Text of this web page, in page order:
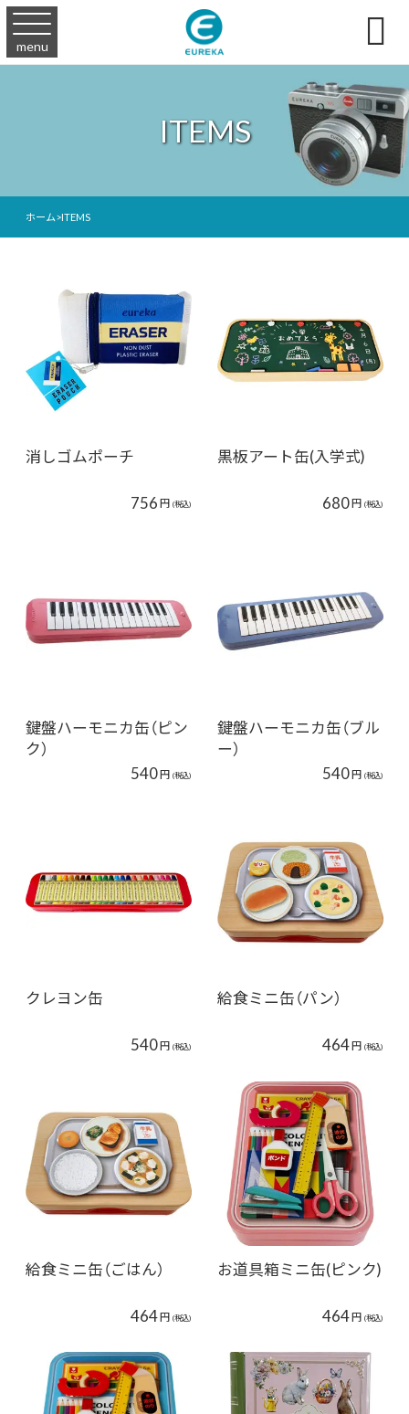
menu 
ITEMS
ホーム>ITEMS
消しゴムポーチ
756 円 (税込)
黒板アート缶(入学式)
680円 (税込)
鍵盤ハーモニカ缶（ピン
ク）
540円 (税込)
鍵盤ハーモニカ缶（ブル
ー）
540円 (税込)
クレヨン缶
540円 (税込)
給食ミニ缶（パン）
464円 (税込)
給食ミニ缶（ごはん）
464円 (税込)
お道具箱ミニ缶(ピンク)
464円 (税込)